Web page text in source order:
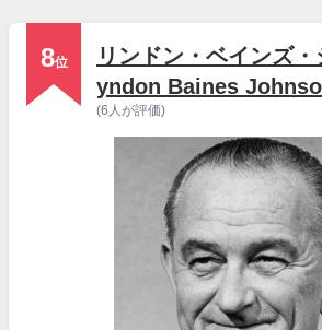
8位
リンドン・ベインズ
yndon Baines
(6人が評価)